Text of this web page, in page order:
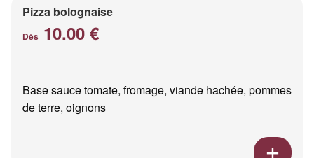
Pizza bolognaise
Dès 10.00 €
Base sauce tomate, fromage, viande hachée, pommes
de terre, oignons